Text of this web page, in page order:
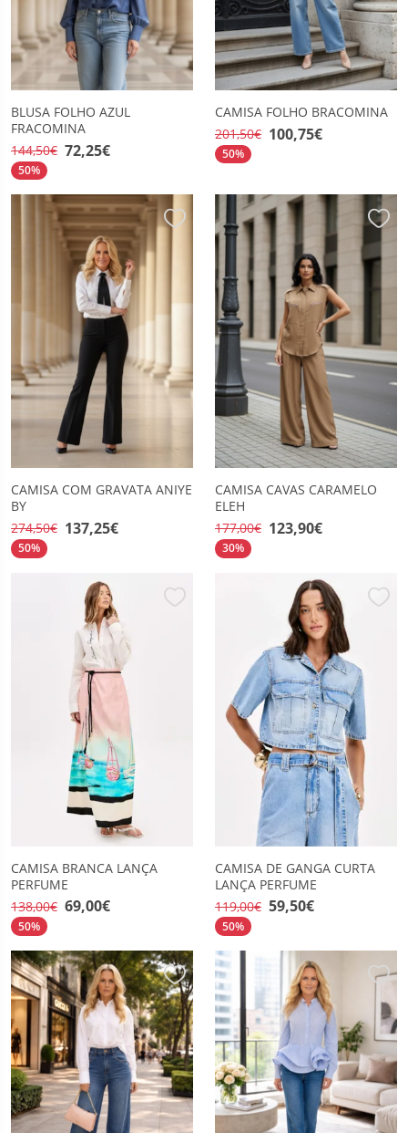
BLUSA FOLHO AZUL
FRACOMINA
144,50€ 72,25€
50%
CAMISA FOLHO BRACOMINA
201,50€ 100,75€
50%
CAMISA COM GRAVATA ANIYE
BY
274,50€ 137,25€
50%
CAMISA CAVAS CARAMELO
ELEH
177,00€ 123,90€
30%
CAMISA BRANCA LANÇA
PERFUME
138,00€ 69,00€
50%
CAMISA DE GANGA CURTA
LANÇA PERFUME
119,00€ 59,50€
50%